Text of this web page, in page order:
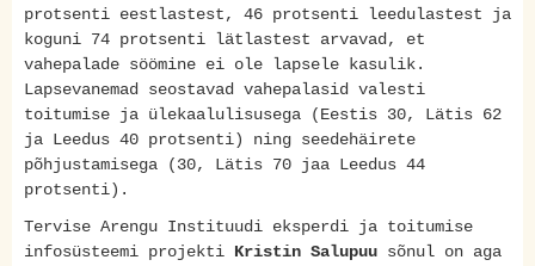
protsenti eestlastest, 46 protsenti leedulastest ja
koguni 74 protsenti lätlastest arvavad, et
vahepalade söömine ei ole lapsele kasulik.
Lapsevanemad seostavad vahepalasid valesti
toitumise ja ülekaalulisusega (Eestis 30, Lätis 62
ja Leedus 40 protsenti) ning seedehäirete
põhjustamisega (30, Lätis 70 jaa Leedus 44
protsenti).
Tervise Arengu Instituudi eksperdi ja toitumise
infosüsteemi projekti Kristin Salupuu sõnul on aga